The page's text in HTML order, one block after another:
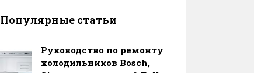
Популярные статьи
Руководство по ремонту
холодильников Bosch,